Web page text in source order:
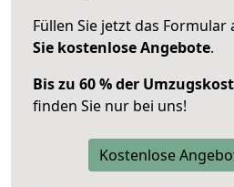
Füllen Sie jetzt das Formular
Sie kostenlose Angebote.
Bis zu 60 % der
finden Sie nur bei uns!
Kostenlose